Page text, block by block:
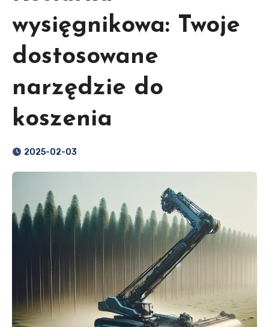
wysięgnikowa: Twoje
dostosowane
narzędzie do
koszenia
2025-02-03